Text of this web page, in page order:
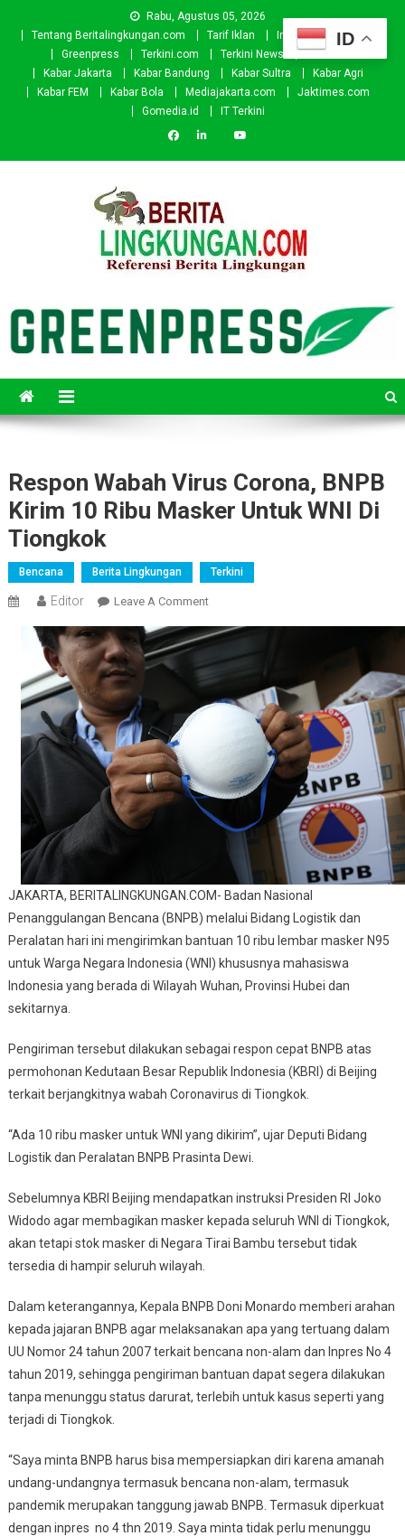
Rabu, Agustus 05, 2026
Tentang Beritalingkungan.com
Tarif Iklan Investor
Donasi
Greenpress
Terkini.com Terkini News
Kabar.id
Kabar Jakarta
Kabar Bandung Kabar Sultra
Kabar Agri
Kabar FEM
Kabar Bola Mediajakarta.com
Jaktimes.com
Gomedia.id
IT Terkini
Respon Wabah Virus Corona, BNPB
Kirim 10 Ribu Masker Untuk WNI Di
Tiongkok
Bencana Berita Lingkungan Terkini
Editor Leave A CommentOn
Wabah
Virus
Corona,
BNPB
Ribu
Masker
Untuk
WNI
Tiongkok
JAKARTA, BERITALINGKUNGAN.COM- Badan Nasional
Penanggulangan Bencana (BNPB) melalui Bidang Logistik dan
Peralatan hari ini mengirimkan bantuan 10 ribu lembar masker N95
untuk Warga Negara Indonesia (WNI) khususnya mahasiswa
Indonesia yang berada di Wilayah Wuhan, Provinsi Hubei dan
sekitarnya.
Pengiriman tersebut dilakukan sebagai respon cepat BNPB atas
permohonan Kedutaan Besar Republik Indonesia (KBRI) di Beijing
terkait berjangkitnya wabah Coronavirus di Tiongkok.
“Ada 10 ribu masker untuk WNI yang dikirim”, ujar Deputi Bidang
Logistik dan Peralatan BNPB Prasinta Dewi.
Sebelumnya KBRI Beijing mendapatkan instruksi Presiden RI Joko
Widodo agar membagikan masker kepada seluruh WNI di Tiongkok,
akan tetapi stok masker di Negara Tirai Bambu tersebut tidak
tersedia di hampir seluruh wilayah.
Dalam keterangannya, Kepala BNPB Doni Monardo memberi arahan
kepada jajaran BNPB agar melaksanakan apa yang tertuang dalam
UU Nomor 24 tahun 2007 terkait bencana non-alam dan Inpres No 4
tahun 2019, sehingga pengiriman bantuan dapat segera dilakukan
tanpa menunggu status darurat, terlebih untuk kasus seperti yang
terjadi di Tiongkok.
“Saya minta BNPB harus bisa mempersiapkan diri karena amanah
undang-undangnya termasuk bencana non-alam, termasuk
pandemik merupakan tanggung jawab BNPB. Termasuk diperkuat
dengan inpres no 4 thn 2019. Saya minta tidak perlu menunggu
ID